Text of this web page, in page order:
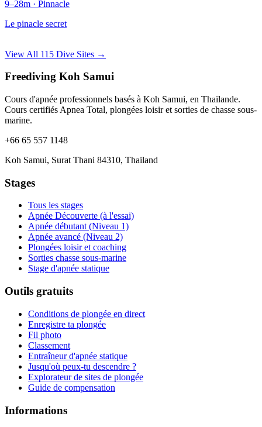
9–28m · Pinnacle
Le pinacle secret
View All 115 Dive Sites →
Freediving Koh Samui
Cours d'apnée professionnels basés à Koh Samui, en Thaïlande.
Cours certifiés Apnea Total, plongées loisir et sorties de chasse sous-
marine.
+66 65 557 1148
Koh Samui, Surat Thani 84310, Thailand
Stages
Tous les stages
Apnée Découverte (à l'essai)
Apnée débutant (Niveau 1)
Apnée avancé (Niveau 2)
Plongées loisir et coaching
Sorties chasse sous-marine
Stage d'apnée statique
Outils gratuits
Conditions de plongée en direct
Enregistre ta plongée
Fil photo
Classement
Entraîneur d'apnée statique
Jusqu'où peux-tu descendre ?
Explorateur de sites de plongée
Guide de compensation
Informations